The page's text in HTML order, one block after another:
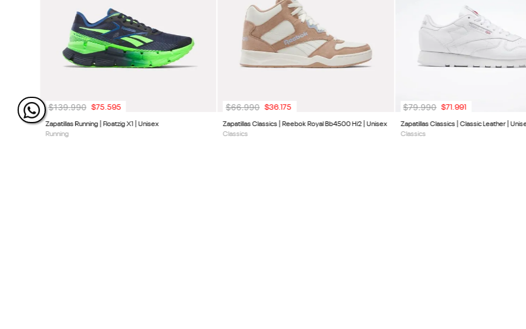
Zapatillas Running | Floatzig X1 | Unisex
Running
$139.990 $75.595
Zapatillas Classics | Reebok Royal Bb4500 Hi2 | Unisex
Classics
$66.990 $36.175
Zapatillas Classics | Classic Leather |
Classics
$79.990 $71.991